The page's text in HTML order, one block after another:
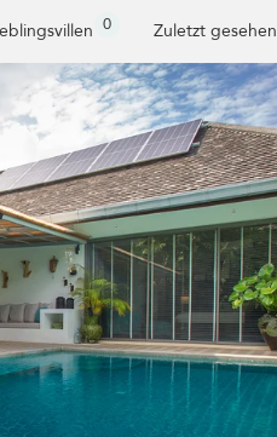
0 Zuletzt gesehen